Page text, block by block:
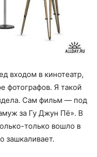
входом в кинотеатр,
фотографов. Я такой
Сам фильм — под
за Гу Джун Пё». В
только вошло в
зашкаливает.